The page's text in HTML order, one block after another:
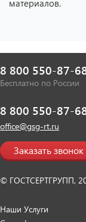
материалов.
8 800 550-87-
Бесплатно по России
8 800 550-87-
office@gsg-rt.ru
Заказать звонок
© ГОСТСЕРТГРУПП,
Наши Услуги